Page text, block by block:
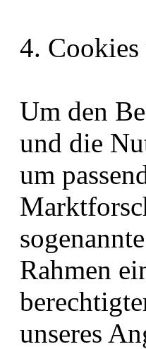
4. Cookies
Um den
und die
um
Rahmen
unseres